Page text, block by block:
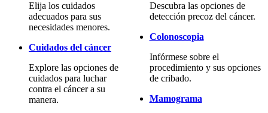
Elija los cuidados
adecuados para sus
necesidades menores.
Cuidados del cáncer
Explore las opciones de
cuidados para luchar
contra el cáncer a su
manera.
Descubra las opciones de
detección precoz del cáncer.
Colonoscopia
Infórmese sobre el
procedimiento y sus opciones
de cribado.
Mamograma